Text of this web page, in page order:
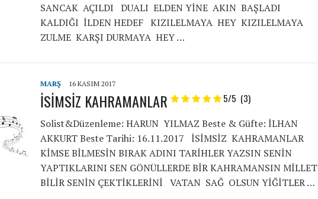
SANCAK AÇILDI DUALI ELDEN YİNE AKIN BAŞLADI
KALDIĞI İLDEN HEDEF KIZILELMAYA HEY KIZILELMAYA
ZULME KARŞI DURMAYA HEY …
MARŞ 16 KASIM 2017
İSİMSİZ KAHRAMANLAR 5/5 (3)
Solist&Düzenleme: HARUN YILMAZ Beste & Güfte: İLHAN
AKKURT Beste Tarihi: 16.11.2017 İSİMSİZ KAHRAMANLAR
KİMSE BİLMESİN BIRAK ADINI TARİHLER YAZSIN SENİN
YAPTIKLARINI SEN GÖNÜLLERDE BİR KAHRAMANSIN MİLLET
BİLİR SENİN ÇEKTİKLERİNİ VATAN SAĞ OLSUN YİĞİTLER …